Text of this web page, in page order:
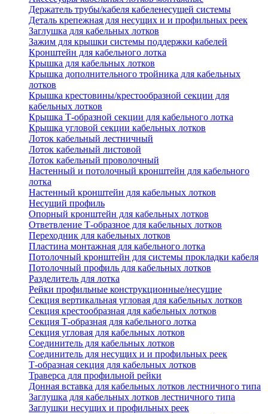
Держатель трубы/кабеля кабеленесущей системы
Деталь крепежная для несущих и и профильных реек
Заглушка для кабельных лотков
Зажим для крышки системы поддержки кабелей
Кронштейн для кабельного лотка
Крышка для кабельных лотков
Крышка дополнительного тройника для кабельных
лотков
Крышка крестовины/крестообразной секции для
кабельных лотков
Крышка Т-образной секции для кабельного лотка
Крышка угловой секции кабельных лотков
Лоток кабельный лестничный
Лоток кабельный листовой
Лоток кабельный проволочный
Настенный и потолочный кронштейн для кабельного
лотка
Настенный кронштейн для кабельных лотков
Несущий профиль
Опорный кронштейн для кабельных лотков
Ответвление Т-образное для кабельных лотков
Переходник для кабельных лотков
Пластина монтажная для кабельного лотка
Потолочный кронштейн для системы прокладки кабеля
Потолочный профиль для кабельных лотков
Разделитель для лотка
Рейки профильные конструкционные/несущие
Секция вертикальная угловая для кабельных лотков
Секция крестообразная для кабельных лотков
Секция Т-образная для кабельного лотка
Секция угловая для кабельных лотков
Соединитель для кабельных лотков
Соединитель для несущих и и профильных реек
Т-образная секция для кабельных лотков
Траверса для профильной рейки
Донная вставка для кабельных лотков лестничного типа
Заглушка для кабельных лотков лестничного типа
Заглушки несущих и профильных реек